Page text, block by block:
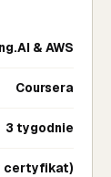
& AWS
Coursera
3 tygodnie
certyfikat)